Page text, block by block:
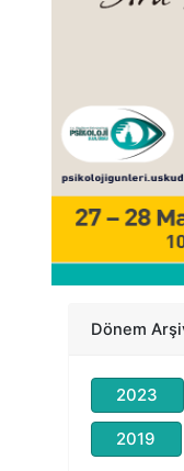
Dönem
2023
2019